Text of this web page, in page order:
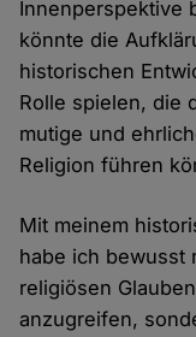
Innenperspektive
könnte die
historischen
Rolle spielen, die
mutige und
Religion führen
Mit meinem
habe ich bewusst
religiösen
anzugreifen,